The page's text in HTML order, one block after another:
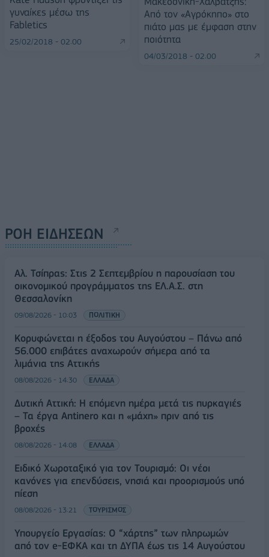
γυναίκες μέσω της
Fabletics
25/02/2018 - 02:00
Από τον «Αγρόκηπο» στο
πιάτο μας με έμφαση στην
ποιότητα
04/03/2018 - 02:00
ΡΟΗ ΕΙΔΗΣΕΩΝ
Αλ. Τσίπρας: Στις 2 Σεπτεμβρίου η παρουσίαση του
οικονομικού προγράμματος της ΕΛ.Α.Σ. στη
Θεσσαλονίκη
09/08/2026 - 10:03 ΠΟΛΙΤΙΚΗ
Κορυφώνεται η έξοδος του Αυγούστου – Πάνω από
56.000 επιβάτες αναχωρούν σήμερα από τα
λιμάνια της Αττικής
08/08/2026 - 14:30 ΕΛΛΑΔΑ
Δυτική Αττική: Η επόμενη ημέρα μετά τις πυρκαγιές
– Τα έργα Antinero και η «μάχη» πριν από τις
βροχές
08/08/2026 - 14:08 ΕΛΛΑΔΑ
Ειδικό Χωροταξικό για τον Τουρισμό: Οι νέοι
κανόνες για επενδύσεις, νησιά και προορισμούς υπό
πίεση
08/08/2026 - 13:21 ΤΟΥΡΙΣΜΟΣ
Υπουργείο Εργασίας: Ο “χάρτης” των πληρωμών
από τον e-ΕΦΚΑ και τη ΔΥΠΑ έως τις 14 Αυγούστου